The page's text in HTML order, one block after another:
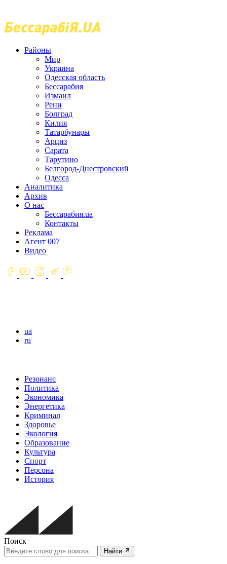
Районы
Мир
Украина
Одесская область
Бессарабия
Измаил
Рени
Болград
Килия
Татарбунары
Арциз
Сарата
Тарутино
Белгород-Днестровский
Одесса
Аналитика
Архив
О нас
Бессарабия.ua
Контакты
Реклама
Агент 007
Видео
ua
ru
Резонанс
Политика
Экономика
Энергетика
Криминал
Здоровье
Экология
Образование
Культура
Спорт
Персона
История
Поиск
Найти